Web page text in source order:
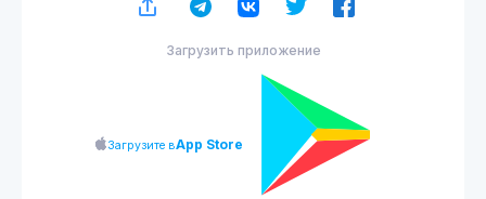
Загрузить приложение
Загрузите вApp Store